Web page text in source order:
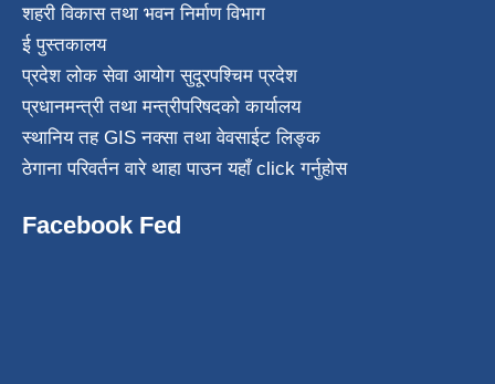
शहरी विकास तथा भवन निर्माण विभाग
ई पुस्तकालय
प्रदेश लोक सेवा आयोग सुदूरपश्चिम प्रदेश
प्रधानमन्त्री तथा मन्त्रीपरिषदको कार्यालय
स्थानिय तह GIS नक्सा तथा वेवसाईट लिङ्क
ठेगाना परिवर्तन वारे थाहा पाउन यहाँ click गर्नुहोस
Facebook Fed